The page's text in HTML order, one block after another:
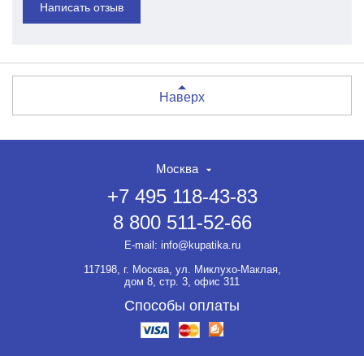
Написать отзыв
Наверх
Москва
+7 495 118-43-83
8 800 511-52-66
E-mail: info@kupatika.ru
117198, г. Москва, ул. Миклухо-Маклая,
дом 8, стр. 3, офис 311
Способы оплаты